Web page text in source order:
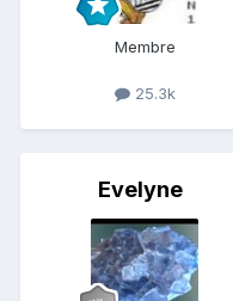
Membre
25.3k
Evelyne